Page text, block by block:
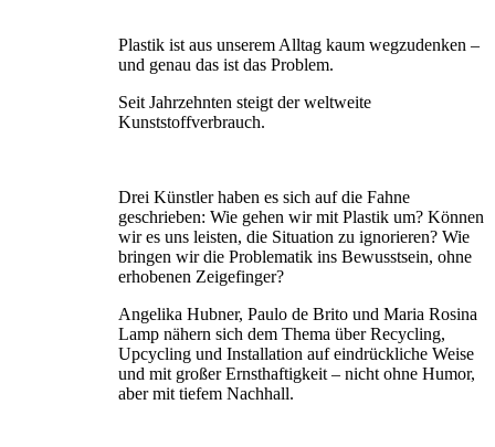
Plastik ist aus unserem Alltag kaum wegzudenken –
und genau das ist das Problem.
Seit Jahrzehnten steigt der weltweite
Kunststoffverbrauch.
Drei Künstler haben es sich auf die Fahne
geschrieben: Wie gehen wir mit Plastik um? Können
wir es uns leisten, die Situation zu ignorie­ren? Wie
bringen wir die Problematik ins Bewusstsein, ohne
erhobenen Zeigefinger?
Angelika Hubner, Paulo de Brito und Maria Rosina
Lamp nähern sich dem Thema über Recycling,
Upcycling und Installation auf eindrückliche Weise
und mit großer Ernst­haftigkeit – nicht ohne Humor,
aber mit tiefem Nachhall.